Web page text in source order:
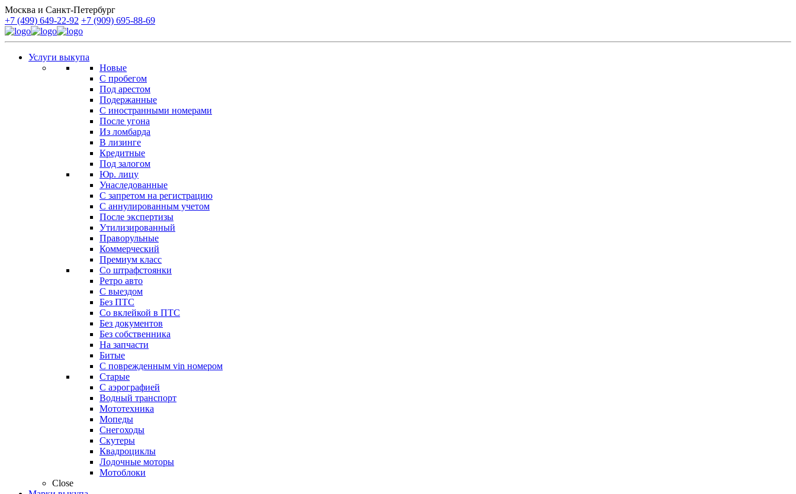
Москва и Санкт-Петербург
+7 (499) 649-22-92 +7 (909) 695-88-69
Услуги выкупа
Новые
С пробегом
Под арестом
Подержанные
С иностранными номерами
После угона
Из ломбарда
В лизинге
Кредитные
Под залогом
Юр. лицу
Унаследованные
С запретом на регистрацию
С аннулированным учетом
После экспертизы
Утилизированный
Праворульные
Коммерческий
Премиум класс
Со штрафстоянки
Ретро авто
С выездом
Без ПТС
Со вклейкой в ПТС
Без документов
Без собственника
На запчасти
Битые
С поврежденным vin номером
Старые
С аэрографией
Водный транспорт
Мототехника
Мопеды
Снегоходы
Скутеры
Квадроциклы
Лодочные моторы
Мотоблоки
Close